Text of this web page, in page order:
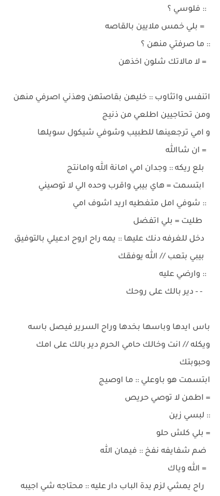
:: فلوسي ؟
= بلي خمس ملايين بالقاصه
:: ما صرفتي منهن ؟
= لا مالاتك شلون اخذهن
اتنفس واتثاوب :: خليهن بقاصتهن وهذني اصرفي منهن
ومن تحتاجيين اطلعي من ذنيج
و امي ترجعينها للطبيب وشوفي شيكول سويلها
= ان شاالله
بلع ريكه :: وجدان امي امانة الله وامانتج
ابتسمت = هاي بيبي واقرب وحده الي لا توصيني
:: شوفي امل متغطيه اريد اشوف امي
طليت = بلي اتفضل
دخل للغرفه دنك عليها :: يمه راح اروح ادعيلي بالتوفيق
بيبي بتعب // الله يوفقك
:: وارضي عليه
- - دير بالك على روحك
باس ايدها وباسها بخدها وراح السرير فيصل باسه
ويكله // انت وخالك حامي الحرم دير بالك على امك
وحبوبتك
ابتسمت هو باوعلي :: ما اوصيج
= اطمن لا توصي حريص
:: لبسي زين
= بلي كلش حلو
ضم شفايفه نفخ :: فيمان الله
= الله وياك
راح يمشي لزم يدة الباب دار عليه :: محتاجه شي اجيبه